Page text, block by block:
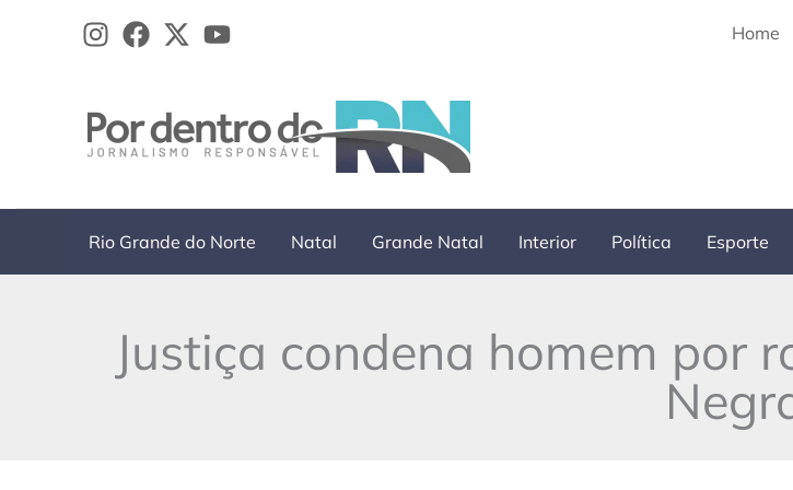
Home
Rio Grande do Norte Natal Grande Natal Interior Política Esporte
Justiça condena homem por